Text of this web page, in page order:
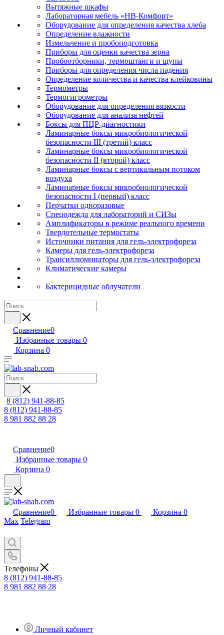
Вытяжные шкафы
Лабораторная мебель «НВ-Комфорт»
Оборудование для определения качества хлеба
Определение влажности
Измельчение и пробоподготовка
Приборы для оценки качества зерна
Пробоотборники, термоштанги и щупы
Приборы для определения числа падения
Определение количества и качества клейковины
Термометры
Термогигрометры
Оборудование для определения вязкости
Оборудование для анализа нефтей
Боксы для ПЦР-диагностики
Ламинарные боксы микробиологической
безопасности III (третий) класс
Ламинарные боксы микробиологической
безопасности II (второй) класс
Ламинарные боксы с вертикальным потоком
воздуха
Ламинарные боксы микробиологической
безопасности I (первый) класс
Перчатки одноразовые
Спецодежда для лабораторий и СИЗы
Амплификаторы в режиме реального времени
Твердотельные термостаты
Источники питания для гель-электрофореза
Камеры для гель-электрофореза
Трансиллюминаторы для гель-электрофореза
Климатические камеры
Бактерицидные облучатели
Сравнение0
Избранные товары 0
Корзина 0
8 (812) 941-88-85
8 (812) 941-88-85
8 981 882 88 28
Сравнение0
Избранные товары 0
Корзина 0
Сравнение0 Избранные товары 0 Корзина 0
Max Telegram
Телефоны
8 (812) 941-88-85
8 981 882 88 28
Личный кабинет